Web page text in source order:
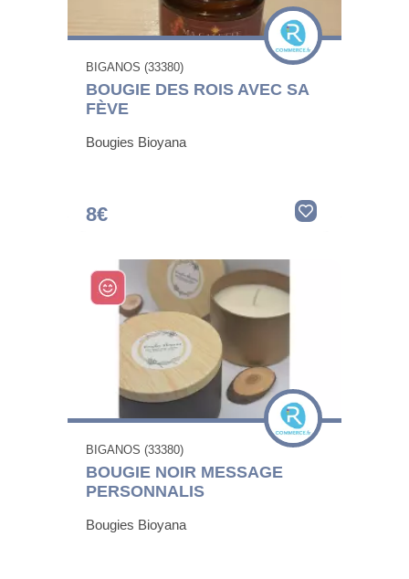
BIGANOS (33380)
BOUGIE DES ROIS AVEC SA
FÈVE
Bougies Bioyana
8€
BIGANOS (33380)
BOUGIE NOIR MESSAGE
PERSONNALIS
Bougies Bioyana